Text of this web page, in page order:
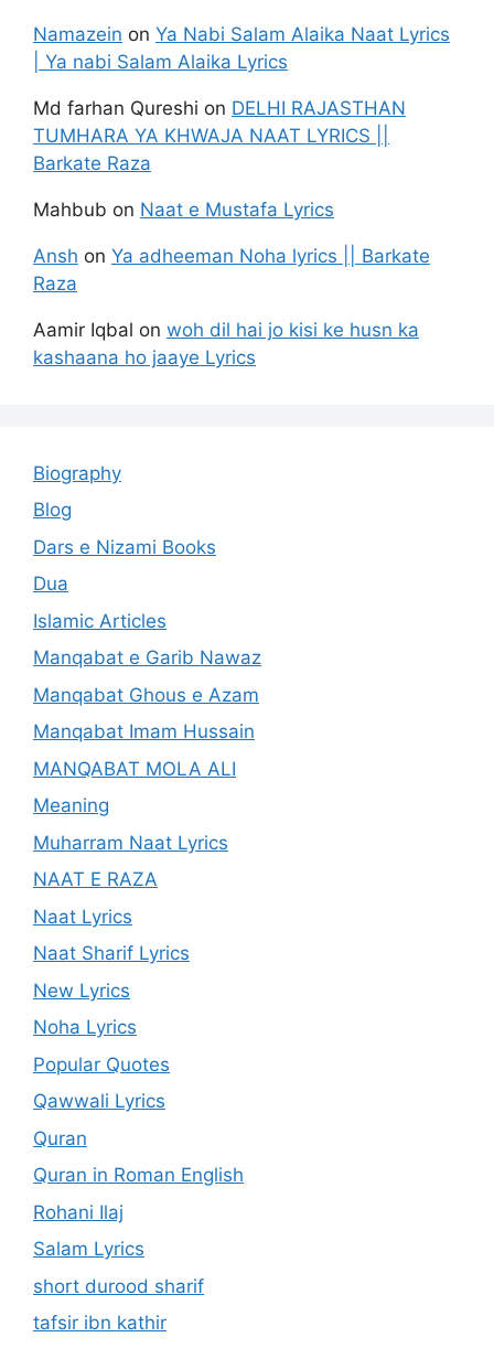
Namazein on Ya Nabi Salam Alaika Naat Lyrics
| Ya nabi Salam Alaika Lyrics
Md farhan Qureshi on DELHI RAJASTHAN
TUMHARA YA KHWAJA NAAT LYRICS ||
Barkate Raza
Mahbub on Naat e Mustafa Lyrics
Ansh on Ya adheeman Noha lyrics || Barkate
Raza
Aamir Iqbal on woh dil hai jo kisi ke husn ka
kashaana ho jaaye Lyrics
Biography
Blog
Dars e Nizami Books
Dua
Islamic Articles
Manqabat e Garib Nawaz
Manqabat Ghous e Azam
Manqabat Imam Hussain
MANQABAT MOLA ALI
Meaning
Muharram Naat Lyrics
NAAT E RAZA
Naat Lyrics
Naat Sharif Lyrics
New Lyrics
Noha Lyrics
Popular Quotes
Qawwali Lyrics
Quran
Quran in Roman English
Rohani Ilaj
Salam Lyrics
short durood sharif
tafsir ibn kathir